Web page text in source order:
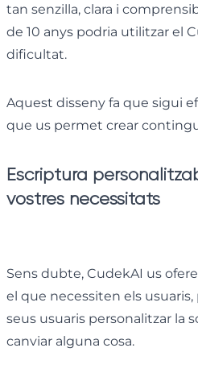
tan senzilla, clara i
de 10 anys podria utilitzar el
dificultat.
Aquest disseny fa que sigui
que us permet crear
Escriptura
vostres necessitats
Sens dubte, CudekAI us
el que necessiten els usuaris,
seus usuaris personalitzar la
canviar alguna cosa.